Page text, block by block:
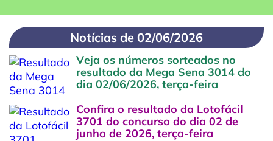
Notícias de 02/06/2026
Veja os números sorteados no
resultado da Mega Sena 3014 do
dia 02/06/2026, terça-feira
Confira o resultado da Lotofácil
3701 do concurso do dia 02 de
junho de 2026, terça-feira